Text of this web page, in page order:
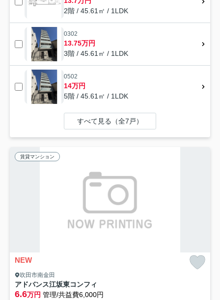
2階 / 45.61㎡ / 1LDK
0302
13.75万円
3階 / 45.61㎡ / 1LDK
0502
14万円
5階 / 45.61㎡ / 1LDK
すべて見る（全7戸）
賃貸マンション
NEW
吹田市南金田
アドバンス江坂東コンフィ
6.6万円 管理/共益費6,000円